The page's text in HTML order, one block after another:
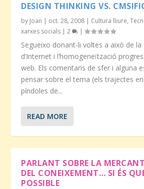
DESIGN THINKING VS.
by Joan | oct. 28, 2008 | Cultura lliure,
xarxes socials |2 |
Segueixo donant-li voltes a això de la
d’Internet i l’homogeneïtzació
web. Els comentaris de sfer i alguna
pensar sobre el tema (els trajectes
píndoles de...
READ MORE
PARLANT SOBRE LA
DEL CONEIXEMENT… SI ÉS
POSSIBLE